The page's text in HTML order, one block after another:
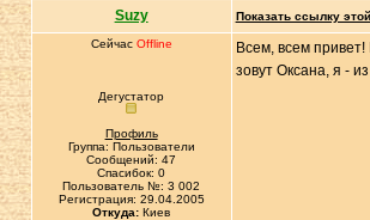
Suzy Показать ссылку
Сейчас Offline
Дегустатор
Профиль
Группа: Пользователи
Сообщений: 47
Спасибок: 0
Пользователь №: 3 002
Регистрация: 29.04.2005
Откуда: Киев
Всем, всем
зовут Оксана, я -